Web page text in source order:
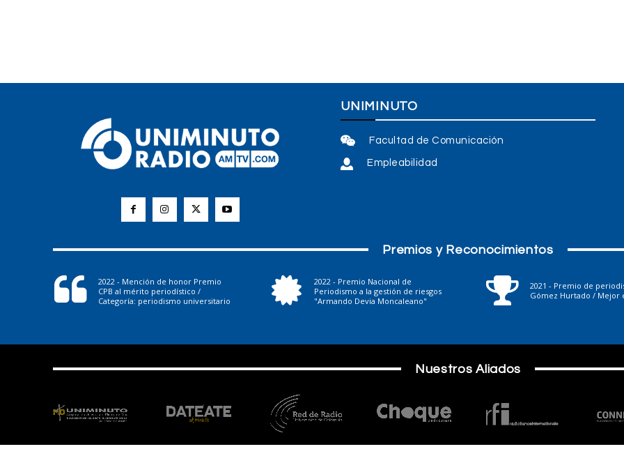
UNIMINUTO
Facultad de Comunicación
Empleabilidad
Premios y Reconocimientos
2022 - Mención de honor Premio
CPB al mérito periodístico /
Categoría: periodismo universitario
2022 - Premio Nacional de
Periodismo a la gestión de riesgos
"Armando Devia Moncaleano"
2021 - Premio de
Gómez Hurtado / Mejor
Nuestros Aliados